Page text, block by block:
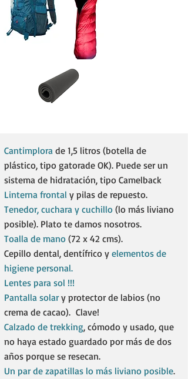
Cantimplora de 1,5 litros (botella de
plástico, tipo gatorade OK). Puede ser un
sistema de hidratación, tipo Camelback​
Linterna frontal y pilas de repuesto.​
Tenedor, cuchara y cuchillo (lo más liviano
posible). Plato te damos nosotros.​
Toalla de mano (72 x 42 cms).
Cepillo dental, dentífrico y elementos de
higiene personal.
Lentes para sol !!!
Pantalla solary protector de labios (no
crema de cacao). Clave!
Calzado de trekking, cómodo y usado, que
no haya estado guardado por más de dos
años porque se resecan.
Un par de zapatillas lo más liviano posible.